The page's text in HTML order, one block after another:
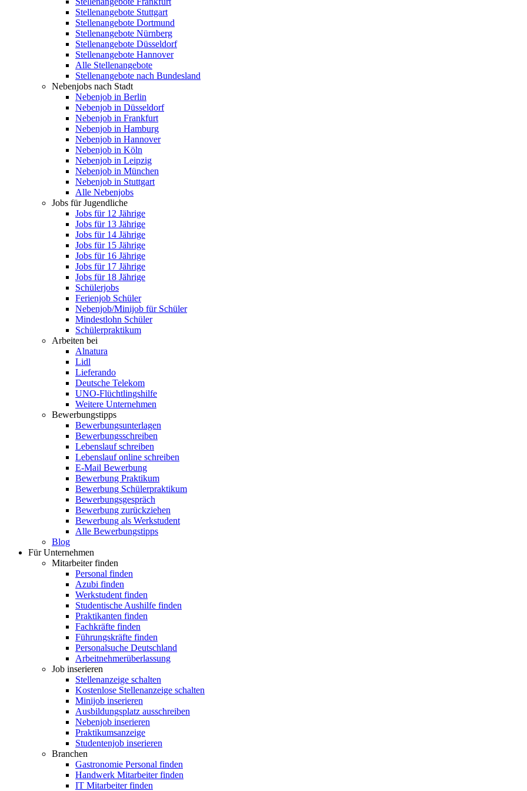
Stellenangebote Stuttgart
Stellenangebote Dortmund
Stellenangebote Nürnberg
Stellenangebote Düsseldorf
Stellenangebote Hannover
Alle Stellenangebote
Stellenangebote nach Bundesland
Nebenjobs nach Stadt
Nebenjob in Berlin
Nebenjob in Düsseldorf
Nebenjob in Frankfurt
Nebenjob in Hamburg
Nebenjob in Hannover
Nebenjob in Köln
Nebenjob in Leipzig
Nebenjob in München
Nebenjob in Stuttgart
Alle Nebenjobs
Jobs für Jugendliche
Jobs für 12 Jährige
Jobs für 13 Jährige
Jobs für 14 Jährige
Jobs für 15 Jährige
Jobs für 16 Jährige
Jobs für 17 Jährige
Jobs für 18 Jährige
Schülerjobs
Ferienjob Schüler
Nebenjob/Minijob für Schüler
Mindestlohn Schüler
Schülerpraktikum
Arbeiten bei
Alnatura
Lidl
Lieferando
Deutsche Telekom
UNO-Flüchtlingshilfe
Weitere Unternehmen
Bewerbungstipps
Bewerbungsunterlagen
Bewerbungsschreiben
Lebenslauf schreiben
Lebenslauf online schreiben
E-Mail Bewerbung
Bewerbung Praktikum
Bewerbung Schülerpraktikum
Bewerbungsgespräch
Bewerbung zurückziehen
Bewerbung als Werkstudent
Alle Bewerbungstipps
Blog
Für Unternehmen
Mitarbeiter finden
Personal finden
Azubi finden
Werkstudent finden
Studentische Aushilfe finden
Praktikanten finden
Fachkräfte finden
Führungskräfte finden
Personalsuche Deutschland
Arbeitnehmerüberlassung
Job inserieren
Stellenanzeige schalten
Kostenlose Stellenanzeige schalten
Minijob inserieren
Ausbildungsplatz ausschreiben
Nebenjob inserieren
Praktikumsanzeige
Studentenjob inserieren
Branchen
Gastronomie Personal finden
Handwerk Mitarbeiter finden
IT Mitarbeiter finden